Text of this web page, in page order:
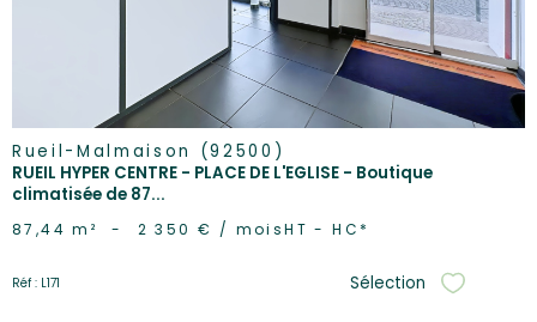
Rueil-Malmaison (92500)
RUEIL HYPER CENTRE - PLACE DE L'EGLISE - Boutique
climatisée de 87...
87,44 m² - 2 350 € / moisHT - HC*
Réf : L171 Sélection